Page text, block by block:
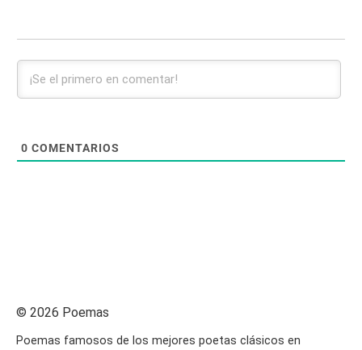
0 COMENTARIOS
© 2026 Poemas
Poemas famosos de los mejores poetas clásicos en